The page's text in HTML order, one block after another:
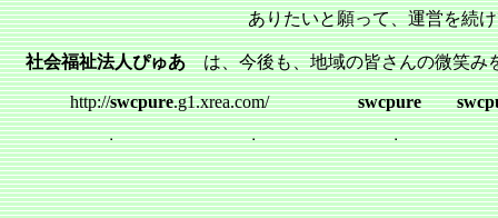
ありたいと願って、運営を続けて
社会福祉法人ぴゅあは、今後も、地域の皆さんの微笑み
http://swcpure.g1.xrea.com/swcpure